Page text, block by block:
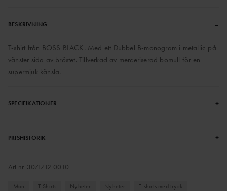
BESKRIVNING –
T-shirt från BOSS BLACK. Med ett Dubbel B-monogram i metallic på
vänster sida av bröstet. Tillverkad av merceriserad bomull för en
supermjuk känsla.
SPECIFIKATIONER +
PRISHISTORIK +
Art.nr. 3071712-0010
Man T-Shirts Nyheter Nyheter
T-shirts med tryck